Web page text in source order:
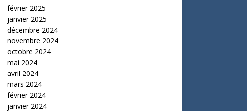
février 2025
janvier 2025
décembre 2024
novembre 2024
octobre 2024
mai 2024
avril 2024
mars 2024
février 2024
janvier 2024